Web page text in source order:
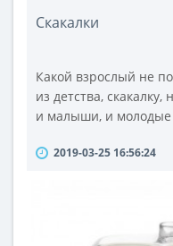
Скакалки
Какой взрослый не
из детства,
и малыши, и молодые
в большей степени
сложным
2019-03-25 16:56:24